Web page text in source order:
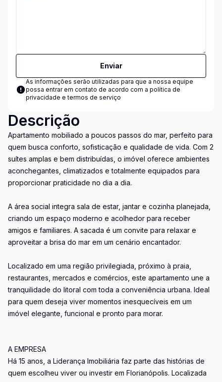
Enviar
As informações serão utilizadas para que a nossa equipe
possa entrar em contato de acordo com a política de
privacidade e termos de serviço
Descrição
Apartamento mobiliado a poucos passos do mar, perfeito para
quem busca conforto, sofisticação e qualidade de vida. Com 2
suítes amplas e bem distribuídas, o imóvel oferece ambientes
aconchegantes, climatizados e totalmente equipados para
proporcionar praticidade no dia a dia.
A área social integra sala de estar, jantar e cozinha planejada,
criando um espaço moderno e acolhedor para receber
amigos e familiares. A sacada é um convite para relaxar e
aproveitar a brisa do mar em um cenário encantador.
Localizado em uma região privilegiada, próximo à praia,
restaurantes, mercados e comércios, este apartamento une a
tranquilidade do litoral com toda a conveniência urbana. Ideal
para quem deseja viver momentos inesquecíveis em um
imóvel elegante, funcional e pronto para morar.
A EMPRESA
Há 15 anos, a Liderança Imobiliária faz parte das histórias de
quem escolheu viver ou investir em Florianópolis. Localizada